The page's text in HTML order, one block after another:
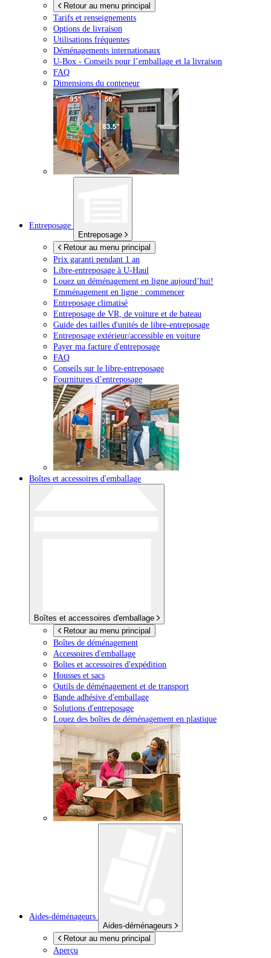
Retour au menu principal
Tarifs et renseignements
Options de livraison
Utilisations fréquentes
Déménagements internationaux
U-Box - Conseils pour l’emballage et la livraison
FAQ
Dimensions du conteneur
Entreposage
Entreposage
Retour au menu principal
Prix garanti pendant 1 an
Libre-entreposage à U-Haul
Louez un déménagement en ligne aujourd’hui!
Emménagement en ligne : commencer
Entreposage climatisé
Entreposage de VR, de voiture et de bateau
Guide des tailles d'unités de libre-entreposage
Entreposage extérieur/accessible en voiture
Payer ma facture d'entreposage
FAQ
Conseils sur le libre-entreposage
Fournitures d’entreposage
Boîtes et accessoires d'emballage
Boîtes et accessoires d'emballage
Retour au menu principal
Boîtes de déménagement
Accessoires d'emballage
Boîtes et accessoires d'expédition
Housses et sacs
Outils de déménagement et de transport
Bande adhésive d'emballage
Solutions d'entreposage
Louez des boîtes de déménagement en plastique
Aides-déménageurs
Aides-déménageurs
Retour au menu principal
Aperçu